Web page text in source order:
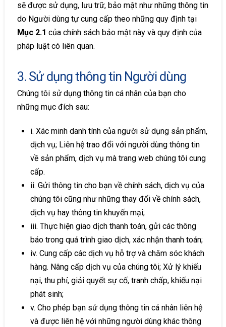
sẽ được sử dụng, lưu trữ, bảo mật như những thông tin
do Người dùng tự cung cấp theo những quy định tại
Mục 2.1 của chính sách bảo mật này và quy định của
pháp luật có liên quan.
3. Sử dụng thông tin Người dùng
Chúng tôi sử dụng thông tin cá nhân của bạn cho
những mục đích sau:
i. Xác minh danh tính của người sử dụng sản phẩm,
dịch vụ; Liên hệ trao đổi với người dùng thông tin
về sản phẩm, dịch vụ mà trang web chúng tôi cung
cấp.
ii. Gửi thông tin cho bạn về chính sách, dịch vụ của
chúng tôi cũng như những thay đổi về chính sách,
dịch vụ hay thông tin khuyến mại;
iii. Thực hiện giao dịch thanh toán, gửi các thông
báo trong quá trình giao dịch, xác nhận thanh toán;
iv. Cung cấp các dịch vụ hỗ trợ và chăm sóc khách
hàng. Nâng cấp dịch vụ của chúng tôi; Xử lý khiếu
nại, thu phí, giải quyết sự cố, tranh chấp, khiếu nại
phát sinh;
v. Cho phép bạn sử dụng thông tin cá nhân liên hệ
và được liên hệ với những người dùng khác thông